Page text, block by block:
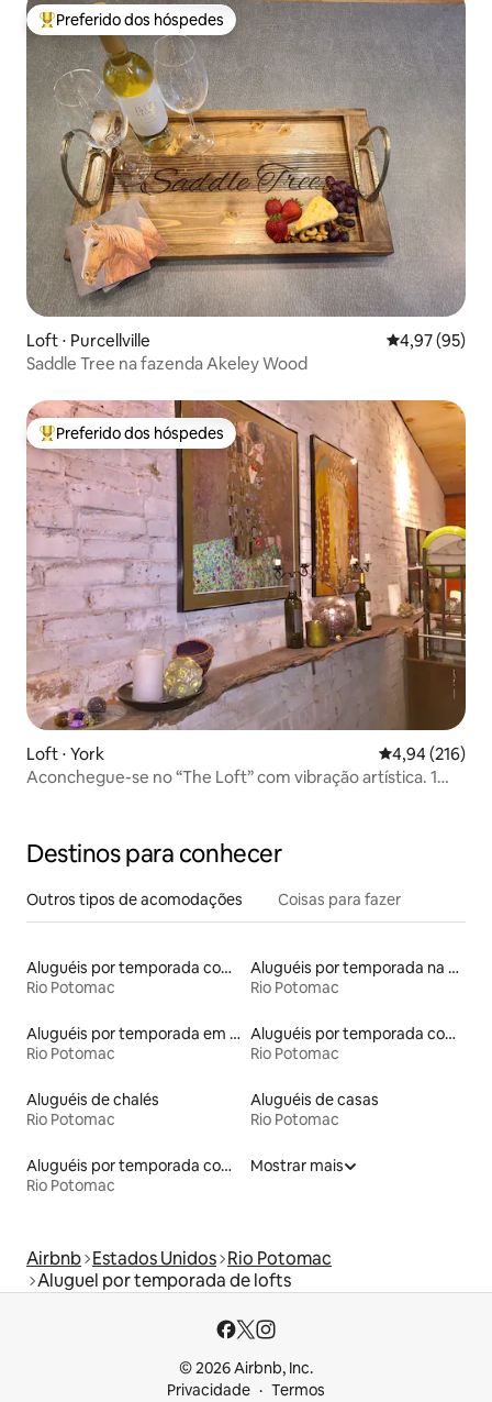
Entre os melhores preferidos dos hóspedes
Preferido dos hóspedes
Loft ⋅ Purcellville 4,97 de uma
4,97 (95)
Saddle Tree na fazenda Akeley Wood
Entre os melhores preferidos dos hóspedes
Preferido dos hóspedes
Loft ⋅ York 4,94 de uma
4,94 (216)
Aconchegue-se no “The Loft” com vibração artística. 1
Destinos para conhecer
Outros tipos de acomodações Coisas para fazer
Aluguéis por temporada com cama de altura acessível
Rio Potomac
Aluguéis por temporada na orla
Rio Potomac
Aluguéis por temporada em resorts
Rio Potomac
Aluguéis por temporada com banheiro para PCD
Rio Potomac
Aluguéis de chalés
Rio Potomac
Aluguéis de casas
Rio Potomac
Aluguéis por temporada com caiaque
Rio Potomac
Mostrar mais
Airbnb Estados Unidos Rio Potomac
Aluguel por temporada de lofts
© 2026 Airbnb, Inc.
Privacidade
Termos